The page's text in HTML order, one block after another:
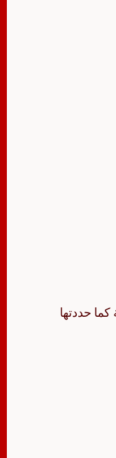
كما حددتها